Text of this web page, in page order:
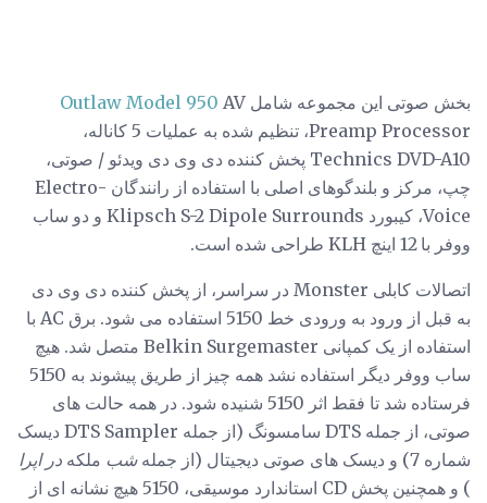
بخش صوتی این مجموعه شامل Outlaw Model 950 AV
Preamp Processor، تنظیم شده به عملیات 5 کاناله،
Technics DVD-A10 پخش کننده دی وی دی ویدئو / صوتی،
چپ، مرکز و بلندگوهای اصلی با استفاده از رانندگان Electro-
Voice، کیبورد Klipsch S-2 Dipole Surrounds و دو ساب
ووفر با 12 اینچ KLH طراحی شده است.
اتصالات کابلی Monster در سراسر، از پخش کننده دی وی دی
به قبل از ورود به ورودی خط 5150 استفاده می شود. برق AC با
استفاده از یک کمپانی Belkin Surgemaster متصل شد. هیچ
ساب ووفر دیگر استفاده نشد همه چیز از طریق پیشوند به 5150
فرستاده شد تا فقط اثر 5150 شنیده شود. در همه حالت های
صوتی، از جمله DTS سامسونگ (از جمله DTS Sampler دیسک
شماره 7) و دیسک های صوتی دیجیتال (از جمله
شب ملکه در اپرا
) و همچنین پخش CD استاندارد موسیقی، 5150 هیچ نشانه ای از